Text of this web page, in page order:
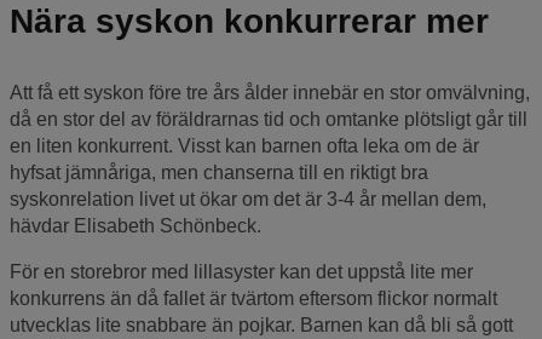
Nära syskon konkurrerar mer
Att få ett syskon före tre års ålder innebär en stor omvälvning,
då en stor del av föräldrarnas tid och omtanke plötsligt går till
en liten konkurrent. Visst kan barnen ofta leka om de är
hyfsat jämnåriga, men chanserna till en riktigt bra
syskonrelation livet ut ökar om det är 3-4 år mellan dem,
hävdar Elisabeth Schönbeck.
För en storebror med lillasyster kan det uppstå lite mer
konkurrens än då fallet är tvärtom eftersom flickor normalt
utvecklas lite snabbare än pojkar. Barnen kan då bli så gott